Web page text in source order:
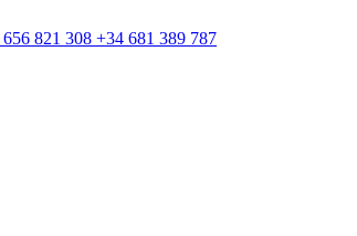
821 308 +34 681 389 787